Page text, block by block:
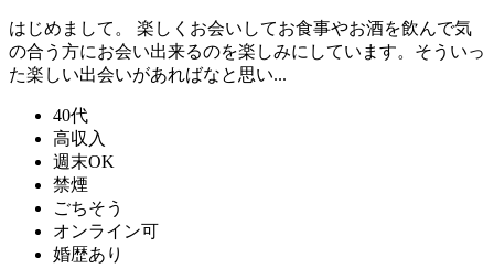
はじめまして。 楽しくお会いしてお食事やお酒を飲んで気
の合う方にお会い出来るのを楽しみにしています。そういっ
た楽しい出会いがあればなと思い...
40代
高収入
週末OK
禁煙
ごちそう
オンライン可
婚歴あり